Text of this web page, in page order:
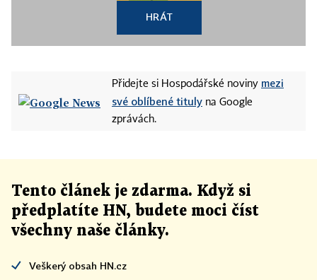
HRÁT
Přidejte si Hospodářské noviny mezi
své oblíbené tituly na Google
zprávách.
Tento článek je zdarma. Když si
předplatíte HN, budete moci číst
všechny naše články.
Veškerý obsah HN.cz